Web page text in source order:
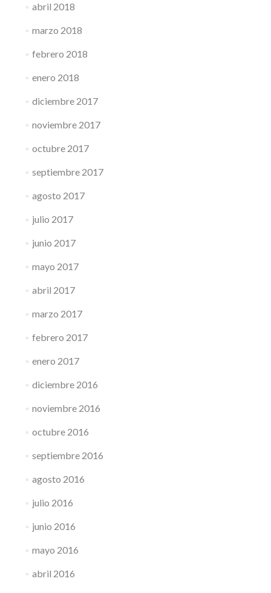
abril 2018
marzo 2018
febrero 2018
enero 2018
diciembre 2017
noviembre 2017
octubre 2017
septiembre 2017
agosto 2017
julio 2017
junio 2017
mayo 2017
abril 2017
marzo 2017
febrero 2017
enero 2017
diciembre 2016
noviembre 2016
octubre 2016
septiembre 2016
agosto 2016
julio 2016
junio 2016
mayo 2016
abril 2016